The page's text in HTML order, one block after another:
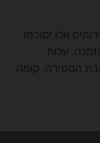
אלו יסוכמו
עלות
המסירה, קומה